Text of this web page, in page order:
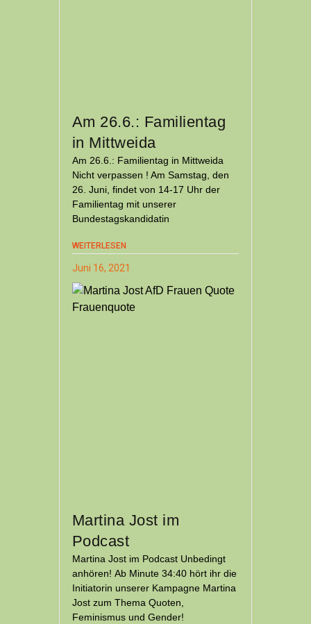
Am 26.6.: Familientag
in Mittweida
Am 26.6.: Familientag in Mittweida
Nicht verpassen ! Am Samstag, den
26. Juni, findet von 14-17 Uhr der
Familientag mit unserer
Bundestagskandidatin
WEITERLESEN
Juni 16, 2021
Martina Jost im
Podcast
Martina Jost im Podcast Unbedingt
anhören! Ab Minute 34:40 hört ihr die
Initiatorin unserer Kampagne Martina
Jost zum Thema Quoten,
Feminismus und Gender!